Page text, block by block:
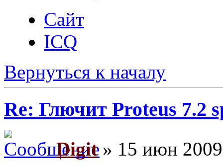
Сайт
ICQ
Вернуться к началу
Re: Глючит Proteus 7.2
Digit» 15 июн